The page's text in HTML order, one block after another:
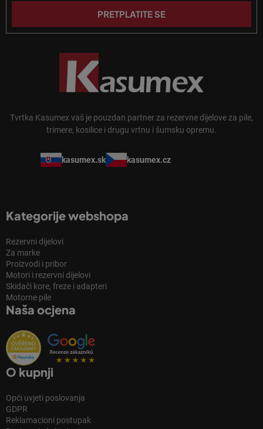
Tvrtka Kasumex vaš je pouzdan partner za rezervne dijelove za pile,
trimere, kosilice i drugu vrtnu i šumsku opremu.
kasumex.sk kasumex.cz
Kategorije webshopa
Rezervni dijelovi
Za marke
Proizvodi i pribor
Motori i rezervni dijelovi
Skidači kore, freze i adapteri
Motorne pile
Naša ocjena
O kupnji
Opći uvjeti poslovanja
GDPR
Reklamacioni postupak
PRETPLATITE SE